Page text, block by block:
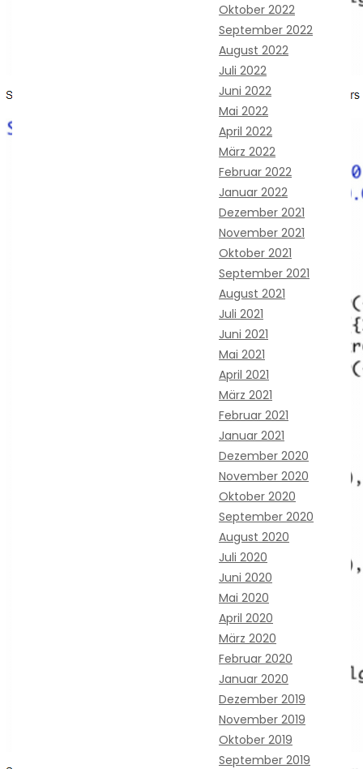
Oktober 2022
September 2022
August 2022
Juli 2022
Juni 2022
Mai 2022
April 2022
März 2022
Februar 2022
Januar 2022
Dezember 2021
November 2021
Oktober 2021
September 2021
August 2021
Juli 2021
Juni 2021
Mai 2021
April 2021
März 2021
Februar 2021
Januar 2021
Dezember 2020
November 2020
Oktober 2020
September 2020
August 2020
Juli 2020
Juni 2020
Mai 2020
April 2020
März 2020
Februar 2020
Januar 2020
Dezember 2019
November 2019
Oktober 2019
September 2019